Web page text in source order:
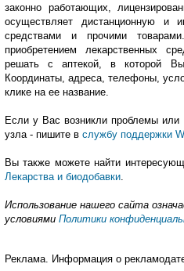
законно работающих,
осуществляет дистанционную и
средствами и прочими
приобретением лекарственных
решать с аптекой, в которой
Координаты, адреса, телефоны,
клике на ее название.
Если у Вас возникли проблемы
узла - пишите в службу поддержки
Вы также можете найти
Лекарства и биодобавки
Использование нашего сайта
условиями Политики
Реклама. Информация о